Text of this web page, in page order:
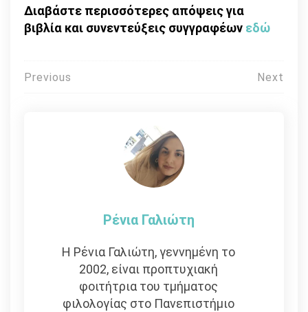
Διαβάστε περισσότερες απόψεις για
βιβλία και συνεντεύξεις συγγραφέων εδώ
Πλοήγηση
Previous Next
Ρένια Γαλιώτη
Η Ρένια Γαλιώτη, γεννημένη το
2002, είναι προπτυχιακή
φοιτήτρια του τμήματος
φιλολογίας στο Πανεπιστήμιο